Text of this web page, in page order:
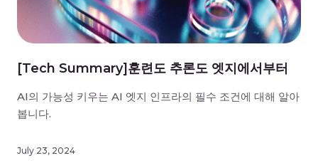
[Tech Summary]훈련도 추론도 엣지에서부터
AI의 가능성 키우는 AI 엣지 인프라의 필수 조건에 대해 알아
봅니다.
July 23, 2024